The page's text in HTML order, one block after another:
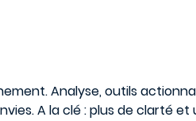
Analyse, outils
A la clé : plus de clarté et